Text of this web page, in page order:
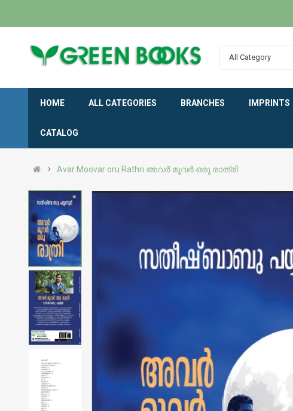
All Category
HOME ALL CATEGORIES BRANCHES IMPRINTS
CATALOG
Avar Moovar oru Rathri അവർ മൂവർ ഒരു രാത്രി
NEW